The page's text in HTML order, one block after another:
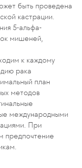
быть проведена
кастрации.
5-альфа-
мишеней,
к каждому
рака
план
методов
международными
При
предпочтение